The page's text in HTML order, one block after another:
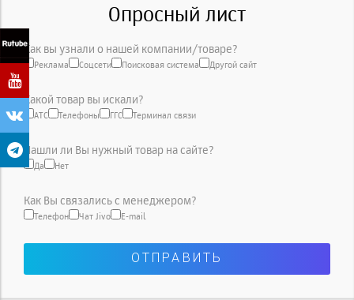
Опросный лист
Как вы узнали о нашей компании/товаре?
Реклама Соцсети Поисковая система Другой сайт
Какой товар вы искали?
АТС Телефоны ГГС Терминал связи
Нашли ли Вы нужный товар на сайте?
Да Нет
Как Вы связались с менеджером?
Телефон Чат Jivo E-mail